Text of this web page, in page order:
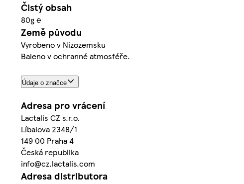
Čistý obsah
80g ℮
Země původu
Vyrobeno v Nizozemsku
Baleno v ochranné atmosféře.
Údaje o značce
Adresa pro vrácení
Lactalis CZ s.r.o.
Líbalova 2348/1
149 00 Praha 4
Česká republika
info@cz.lactalis.com
Adresa distributora